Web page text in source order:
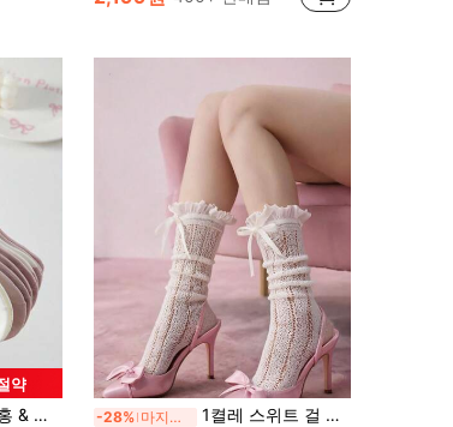
약
캠퍼스 통근 스위트 걸 양말 -28% 마지막 2일 1켤레 스위트 걸 스타일 화이트 레이스 리본 러플 스택드 숏 삭스, 걸 홀로우 레이스 숏 삭스, 부드러운 프레피 통기성 삭스, 데이트 및 스트리트 스타일용